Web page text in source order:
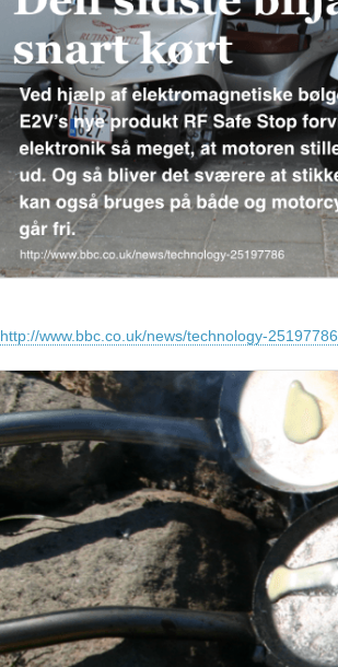
http://www.bbc.co.uk/news/technology-25197786